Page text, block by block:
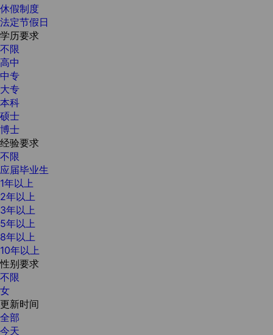
休假制度
法定节假日
学历要求
不限
高中
中专
大专
本科
硕士
博士
经验要求
不限
应届毕业生
1年以上
2年以上
3年以上
5年以上
8年以上
10年以上
性别要求
不限
女
更新时间
全部
今天